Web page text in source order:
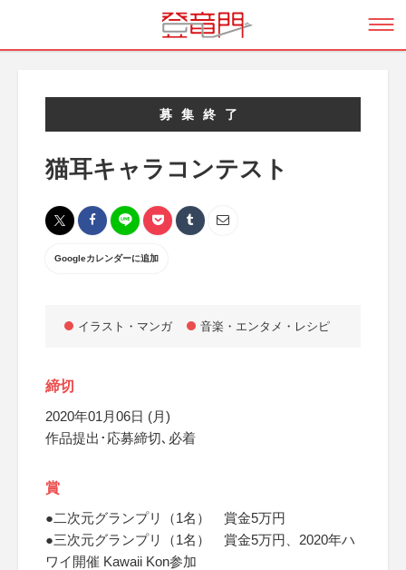
募集終了
猫耳キャラコンテスト
Googleカレンダーに追加
イラスト・マンガ 音楽・エンタメ・レシピ
締切
2020年01月06日 (月)
作品提出･応募締切､必着
賞
●二次元グランプリ（1名） 賞金5万円
●三次元グランプリ（1名） 賞金5万円、2020年ハ
ワイ開催 Kawaii Kon参加